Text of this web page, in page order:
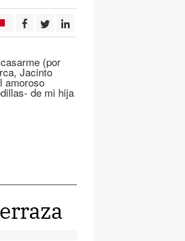
(por
Jacinto
amoroso
de mi hija